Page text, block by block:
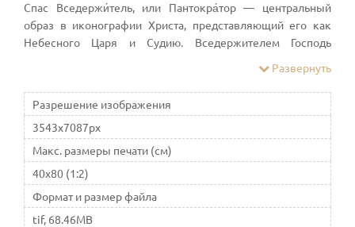
Спас Вседержи́тель, или Пантокра́тор — центральный
образ в иконографии Христа, представляющий его как
Небесного Царя и Судию. Вседержителем Господь
Спаситель может изображаться в рост, сидя на троне, по
пояс, или погрудно
Развернуть
Разрешение изображения
3543x7087px
Макс. размеры печати (см)
40x80 (1:2)
Формат и размер файла
tif, 68.46MB